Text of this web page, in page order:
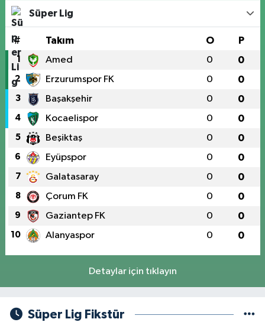
Süper Lig
# Takım O P
1 Amed 0 0
2 Erzurumspor FK 0 0
3 Başakşehir 0 0
4 Kocaelispor 0 0
5 Beşiktaş 0 0
6 Eyüpspor 0 0
7 Galatasaray 0 0
8 Çorum FK 0 0
9 Gaziantep FK 0 0
10 Alanyaspor 0 0
Detaylar için tıklayın
Süper Lig Fikstür